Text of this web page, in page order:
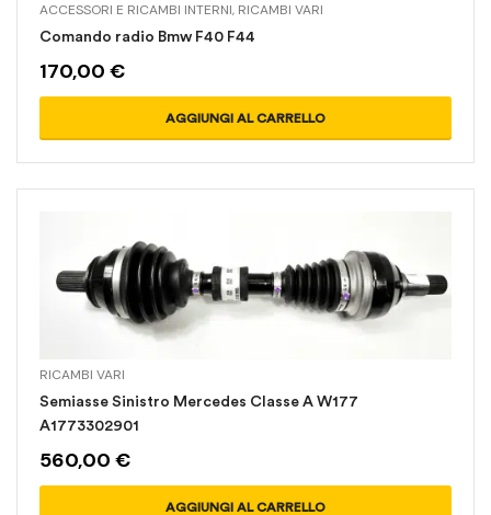
ACCESSORI E RICAMBI INTERNI, RICAMBI VARI
Comando radio Bmw F40 F44
170,00 €
AGGIUNGI AL CARRELLO
RICAMBI VARI
Semiasse Sinistro Mercedes Classe A W177
A1773302901
560,00 €
AGGIUNGI AL CARRELLO